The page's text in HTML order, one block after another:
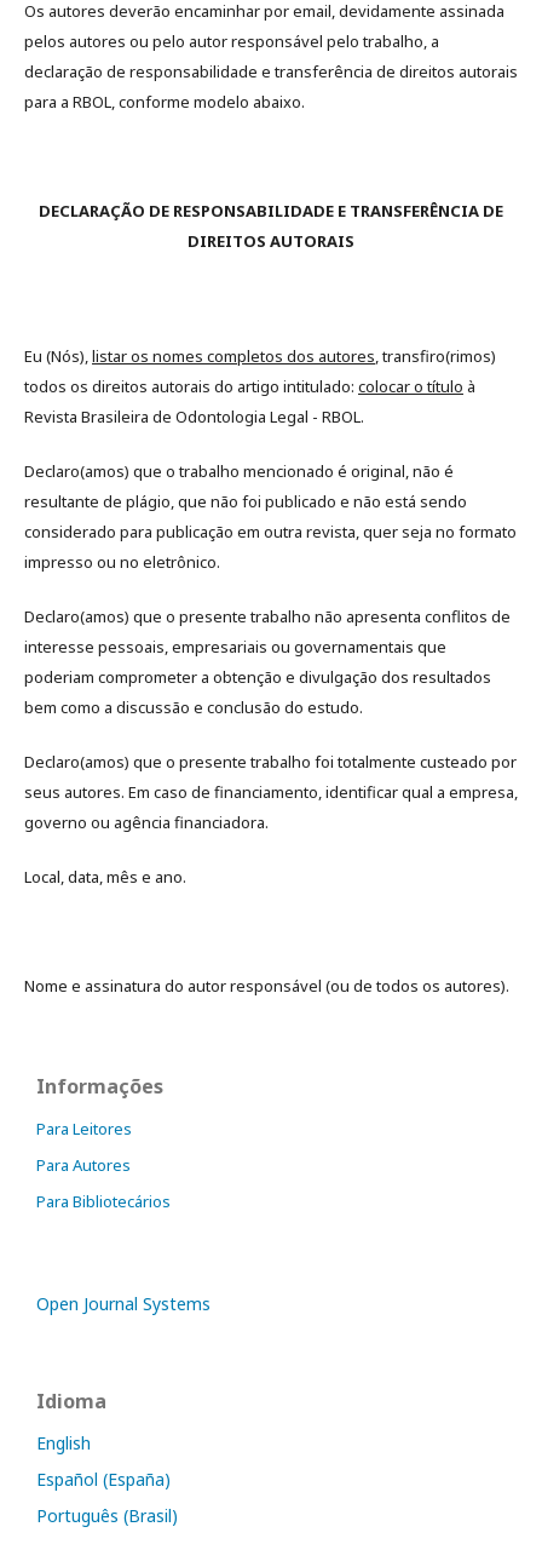
Os autores deverão encaminhar por email, devidamente assinada
pelos autores ou pelo autor responsável pelo trabalho, a
declaração de responsabilidade e transferência de direitos autorais
para a RBOL, conforme modelo abaixo.
DECLARAÇÃO DE RESPONSABILIDADE E TRANSFERÊNCIA DE
DIREITOS AUTORAIS
Eu (Nós),listar os nomes completos dos autores, transfiro(rimos)
todos os direitos autorais do artigo intitulado: colocar o título à
Revista Brasileira de Odontologia Legal - RBOL.
Declaro(amos) que o trabalho mencionado é original, não é
resultante de plágio, que não foi publicado e não está sendo
considerado para publicação em outra revista, quer seja no formato
impresso ou no eletrônico.
Declaro(amos) que o presente trabalho não apresenta conflitos de
interesse pessoais, empresariais ou governamentais que
poderiam comprometer a obtenção e divulgação dos resultados
bem como a discussão e conclusão do estudo.
Declaro(amos) que o presente trabalho foi totalmente custeado por
seus autores. Em caso de financiamento, identificar qual a empresa,
governo ou agência financiadora.
Local, data, mês e ano.
Nome e assinatura do autor responsável (ou de todos os autores).
Informações
Para Leitores
Para Autores
Para Bibliotecários
Open Journal Systems
Idioma
English
Español (España)
Português (Brasil)